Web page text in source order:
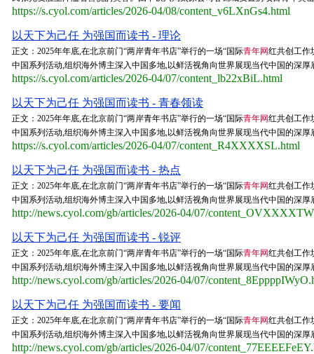
https://s.cyol.com/articles/2026-04/08/content_v6LXnGs4.html
以天下为己任 为强国而读书 - 理论
正文：2025年年底,在北京前门“两岸青年书店”举行的一场“国际青年网红共创工作
中国系列活动,组织海外博主深入中国多地,以鲜活视角向世界展现当代中国的深
https://s.cyol.com/articles/2026-04/07/content_lb22xBiL.html
以天下为己任 为强国而读书 - 青春领读
正文：2025年年底,在北京前门“两岸青年书店”举行的一场“国际青年网红共创工作
中国系列活动,组织海外博主深入中国多地,以鲜活视角向世界展现当代中国的深
https://s.cyol.com/articles/2026-04/07/content_R4XXXXSL.html
以天下为己任 为强国而读书 - 热点
正文：2025年年底,在北京前门“两岸青年书店”举行的一场“国际青年网红共创工作
中国系列活动,组织海外博主深入中国多地,以鲜活视角向世界展现当代中国的深
http://news.cyol.com/gb/articles/2026-04/07/
以天下为己任 为强国而读书 - 锐评
正文：2025年年底,在北京前门“两岸青年书店”举行的一场“国际青年网红共创工作
中国系列活动,组织海外博主深入中国多地,以鲜活视角向世界展现当代中国的深
http://news.cyol.com/gb/articles/2026-04/07/
以天下为己任 为强国而读书 - 要闻
正文：2025年年底,在北京前门“两岸青年书店”举行的一场“国际青年网红共创工作
中国系列活动,组织海外博主深入中国多地,以鲜活视角向世界展现当代中国的深
http://news.cyol.com/gb/articles/2026-04/07/